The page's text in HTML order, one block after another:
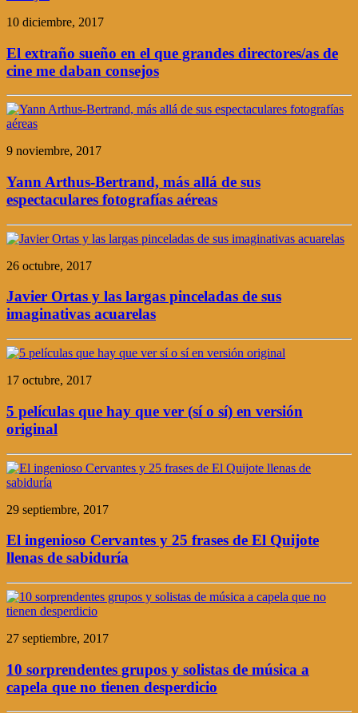
10 diciembre, 2017
El extraño sueño en el que grandes directores/as de
cine me daban consejos
9 noviembre, 2017
Yann Arthus-Bertrand, más allá de sus
espectaculares fotografías aéreas
26 octubre, 2017
Javier Ortas y las largas pinceladas de sus
imaginativas acuarelas
17 octubre, 2017
5 películas que hay que ver (sí o sí) en versión
original
29 septiembre, 2017
El ingenioso Cervantes y 25 frases de El Quijote
llenas de sabiduría
27 septiembre, 2017
10 sorprendentes grupos y solistas de música a
capela que no tienen desperdicio